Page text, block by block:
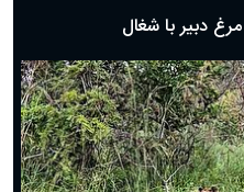
دبیر با شغال